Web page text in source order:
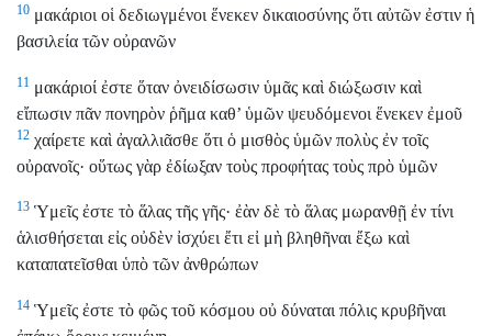
10 μακάριοι οἱ δεδιωγμένοι ἕνεκεν δικαιοσύνης ὅτι αὐτῶν ἐστιν ἡ
βασιλεία τῶν οὐρανῶν
11 μακάριοί ἐστε ὅταν ὀνειδίσωσιν ὑμᾶς καὶ διώξωσιν καὶ
εἴπωσιν πᾶν πονηρὸν ῥῆμα καθ’ ὑμῶν ψευδόμενοι ἕνεκεν ἐμοῦ
12 χαίρετε καὶ ἀγαλλιᾶσθε ὅτι ὁ μισθὸς ὑμῶν πολὺς ἐν τοῖς
οὐρανοῖς· οὕτως γὰρ ἐδίωξαν τοὺς προφήτας τοὺς πρὸ ὑμῶν
13 Ὑμεῖς ἐστε τὸ ἅλας τῆς γῆς· ἐὰν δὲ τὸ ἅλας μωρανθῇ ἐν τίνι
ἁλισθήσεται εἰς οὐδὲν ἰσχύει ἔτι εἰ μὴ βληθῆναι ἔξω καὶ
καταπατεῖσθαι ὑπὸ τῶν ἀνθρώπων
14 Ὑμεῖς ἐστε τὸ φῶς τοῦ κόσμου οὐ δύναται πόλις κρυβῆναι